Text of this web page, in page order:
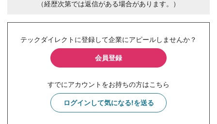
（経歴次第では返信がある場合があります。）
テックダイレクトに登録して企業にアピールしませんか？
会員登録
すでにアカウントをお持ちの方はこちら
ログインして気になる!を送る